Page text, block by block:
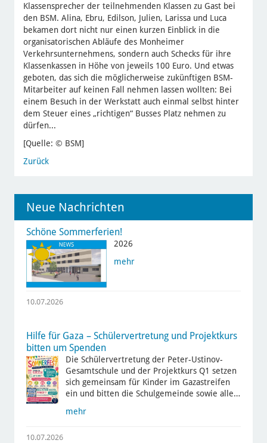
Klassensprecher der teilnehmenden Klassen zu Gast bei
den BSM. Alina, Ebru, Edilson, Julien, Larissa und Luca
bekamen dort nicht nur einen kurzen Einblick in die
organisatorischen Abläufe des Monheimer
Verkehrsunternehmens, sondern auch Schecks für ihre
Klassenkassen in Höhe von jeweils 100 Euro. Und etwas
geboten, das sich die möglicherweise zukünftigen BSM-
Mitarbeiter auf keinen Fall nehmen lassen wollten: Bei
einem Besuch in der Werkstatt auch einmal selbst hinter
dem Steuer eines „richtigen“ Busses Platz nehmen zu
dürfen...
[Quelle: © BSM]
Zurück
Neue Nachrichten
Schöne Sommerferien!
2026
mehr
10.07.2026
Hilfe für Gaza – Schülervertretung und Projektkurs
bitten um Spenden
Die Schülervertretung der Peter-Ustinov-
Gesamtschule und der Projektkurs Q1 setzen
sich gemeinsam für Kinder im Gazastreifen
ein und bitten die Schulgemeinde sowie alle…
mehr
10.07.2026